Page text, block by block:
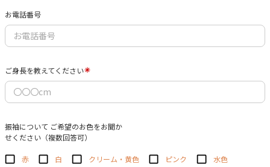
お電話番号
ご身長を教えてください
振袖について ご希望のお色をお聞か
せください（複数回答可）
赤 白 クリーム・黄色 ピンク 水色